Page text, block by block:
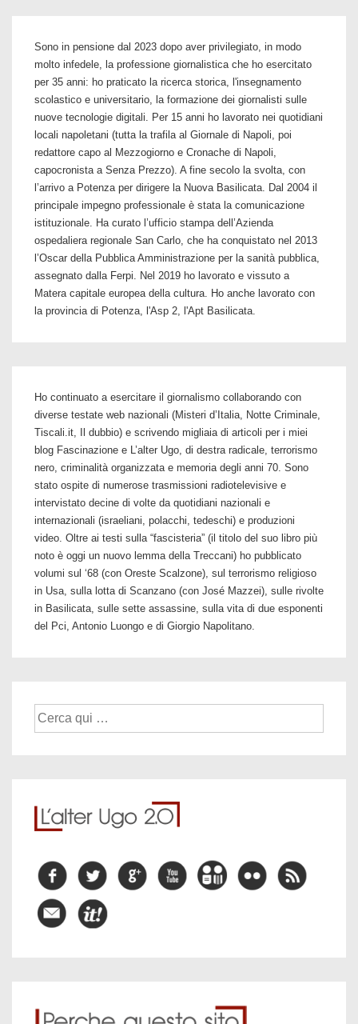
Sono in pensione dal 2023 dopo aver privilegiato, in modo
molto infedele, la professione giornalistica che ho esercitato
per 35 anni: ho praticato la ricerca storica, l'insegnamento
scolastico e universitario, la formazione dei giornalisti sulle
nuove tecnologie digitali. Per 15 anni ho lavorato nei quotidiani
locali napoletani (tutta la trafila al Giornale di Napoli, poi
redattore capo al Mezzogiorno e Cronache di Napoli,
capocronista a Senza Prezzo). A fine secolo la svolta, con
l’arrivo a Potenza per dirigere la Nuova Basilicata. Dal 2004 il
principale impegno professionale è stata la comunicazione
istituzionale. Ha curato l’ufficio stampa dell’Azienda
ospedaliera regionale San Carlo, che ha conquistato nel 2013
l’Oscar della Pubblica Amministrazione per la sanità pubblica,
assegnato dalla Ferpi. Nel 2019 ho lavorato e vissuto a
Matera capitale europea della cultura. Ho anche lavorato con
la provincia di Potenza, l'Asp 2, l'Apt Basilicata.
Ho continuato a esercitare il giornalismo collaborando con
diverse testate web nazionali (Misteri d’Italia, Notte Criminale,
Tiscali.it, Il dubbio) e scrivendo migliaia di articoli per i miei
blog Fascinazione e L’alter Ugo, di destra radicale, terrorismo
nero, criminalità organizzata e memoria degli anni 70. Sono
stato ospite di numerose trasmissioni radiotelevisive e
intervistato decine di volte da quotidiani nazionali e
internazionali (israeliani, polacchi, tedeschi) e produzioni
video. Oltre ai testi sulla “fascisteria” (il titolo del suo libro più
noto è oggi un nuovo lemma della Treccani) ho pubblicato
volumi sul ‘68 (con Oreste Scalzone), sul terrorismo religioso
in Usa, sulla lotta di Scanzano (con José Mazzei), sulle rivolte
in Basilicata, sulle sette assassine, sulla vita di due esponenti
del Pci, Antonio Luongo e di Giorgio Napolitano.
Cerca: